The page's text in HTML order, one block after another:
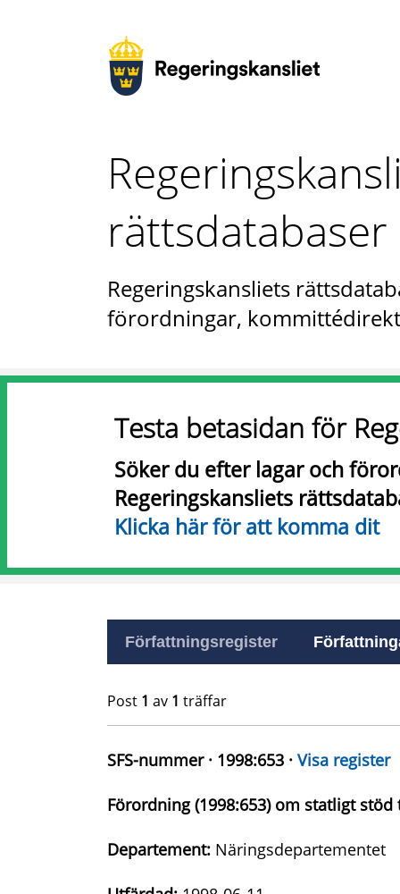
rättsdatabaser
Regeringskansliets
förordningar,
Testa betasidan för
Söker du efter lagar och
Regeringskansliets
Klicka här för att komma dit
Författningsregister
Post 1 av 1 träffar
SFS-nummer · 1998:653 · Visa register
Förordning (1998:653) om statligt
Departement: Näringsdepartementet